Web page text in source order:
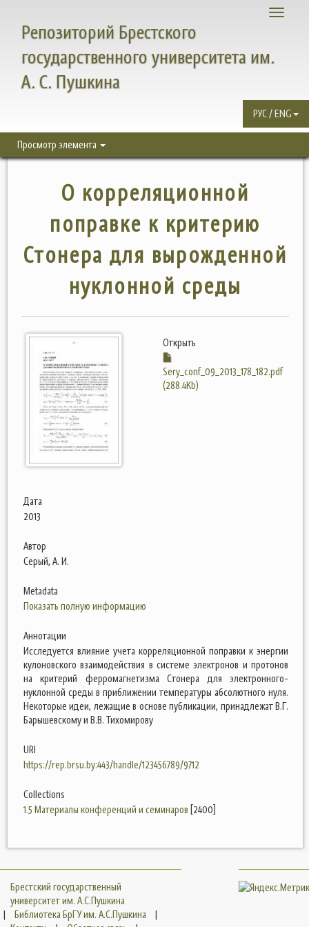
Toggle
Репозиторий Брестского
государственного университета им.
А. С. Пушкина
РУС / ENG
Просмотр элемента
О корреляционной
поправке к критерию
Стонера для вырожденной
нуклонной среды
Открыть
Sery_conf_09_2013_178_182.pdf
(288.4Kb)
Дата
2013
Автор
Серый, А. И.
Metadata
Показать полную информацию
Аннотации
Исследуется влияние учета корреляционной поправки к энергии
кулоновского взаимодействия в системе электронов и протонов
на критерий ферромагнетизма Стонера для электронного-
нуклонной среды в приближении температуры абсолютного нуля.
Некоторые идеи, лежащие в основе публикации, принадлежат В.Г.
Барышевскому и В.В. Тихомирову
URI
https://rep.brsu.by:443/handle/123456789/9712
Collections
1.5 Материалы конференций и семинаров [2400]
Брестский государственный
университет им. А.С.Пушкина
|
Библиотека БрГУ им. А.С.Пушкина
|